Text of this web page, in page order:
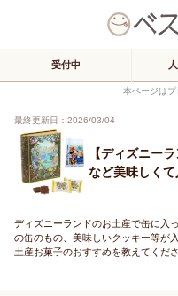
受付中
本ページは
最終更新日：2026/03/04
【ディズニー
など美味しく
ディズニーランドのお土産で缶に入
の缶のもの、美味しいクッキー等が
土産お菓子のおすすめを教えてくださ